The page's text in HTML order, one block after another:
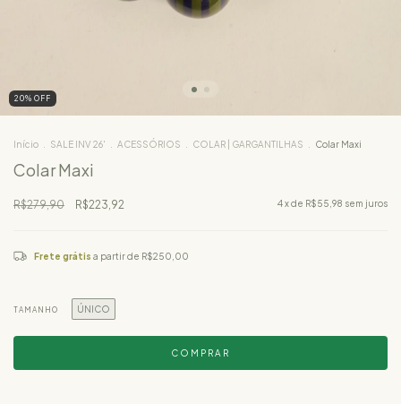
20% OFF
Início SALE INV 26' ACESSÓRIOS COLAR | GARGANTILHAS Colar Maxi
Colar Maxi
R$279,90 R$223,92 4x de R$55,98 sem juros
Frete grátis a partir de R$250,00
TAMANHO ÚNICO